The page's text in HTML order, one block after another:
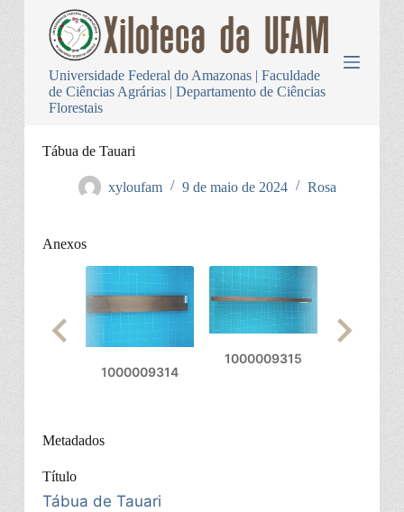
Universidade Federal do Amazonas | Faculdade
de Ciências Agrárias | Departamento de Ciências
Florestais
Tábua de Tauari
xyloufam 9 de maio de 2024 Rosa
Anexos
1000009314
1000009315
Metadados
Título
Tábua de Tauari